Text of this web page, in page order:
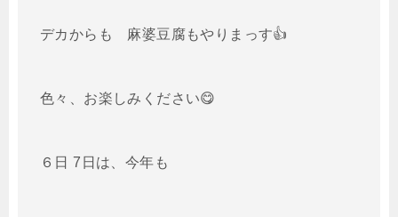
デカからも 麻婆豆腐もやりまっす👍
色々、お楽しみください😋
６日 7日は、今年も